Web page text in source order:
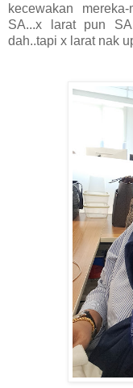
kecewakan
SA...x larat pun
dah..tapi x larat nak